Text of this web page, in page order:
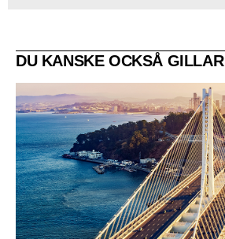
DU KANSKE OCKSÅ GILLAR